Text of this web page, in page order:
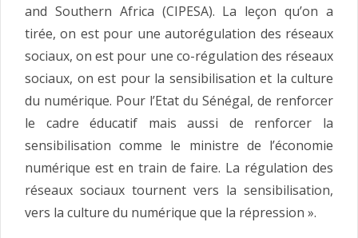
and Southern Africa (CIPESA). La leçon qu’on a
tirée, on est pour une autorégulation des réseaux
sociaux, on est pour une co-régulation des réseaux
sociaux, on est pour la sensibilisation et la culture
du numérique. Pour l’Etat du Sénégal, de renforcer
le cadre éducatif mais aussi de renforcer la
sensibilisation comme le ministre de l’économie
numérique est en train de faire. La régulation des
réseaux sociaux tournent vers la sensibilisation,
vers la culture du numérique que la répression ».